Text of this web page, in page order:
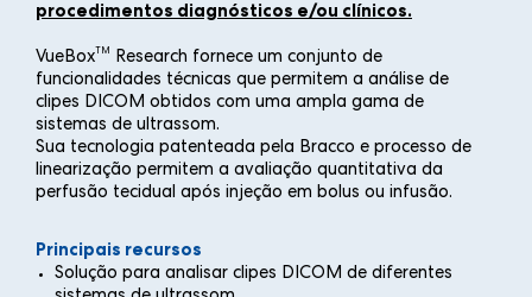
procedimentos diagnósticos e/ou clínicos.
VueBox TM
Research fornece um conjunto de
funcionalidades técnicas que permitem a análise de
clipes DICOM obtidos com uma ampla gama de
sistemas de ultrassom.
Sua tecnologia patenteada pela Bracco e processo de
linearização permitem a avaliação quantitativa da
perfusão tecidual após injeção em bolus ou infusão.
Principais recursos
Solução para analisar clipes DICOM de diferentes